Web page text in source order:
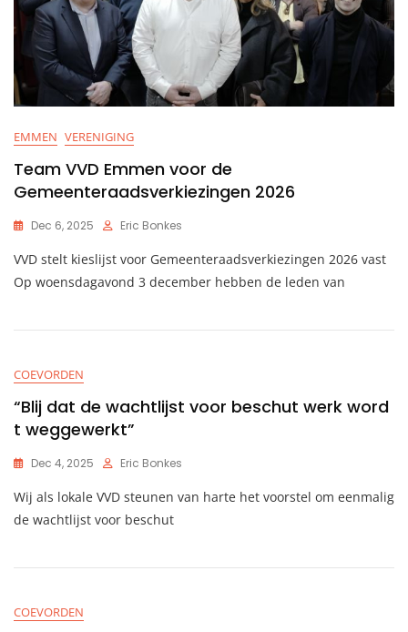
EMMEN VERENIGING
Team VVD Emmen voor de
Gemeenteraadsverkiezingen 2026
Dec 6, 2025 Eric Bonkes
VVD stelt kieslijst voor Gemeenteraadsverkiezingen 2026 vast
Op woensdagavond 3 december hebben de leden van
COEVORDEN
“Blij dat de wachtlijst voor beschut werk word
t weggewerkt”
Dec 4, 2025 Eric Bonkes
Wij als lokale VVD steunen van harte het voorstel om eenmalig
de wachtlijst voor beschut
COEVORDEN